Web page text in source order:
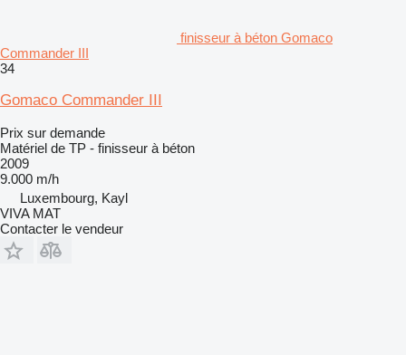
finisseur à béton Gomaco
Commander III
34
Gomaco Commander III
Prix sur demande
Matériel de TP - finisseur à béton
2009
9.000 m/h
Luxembourg, Kayl
VIVA MAT
Contacter le vendeur